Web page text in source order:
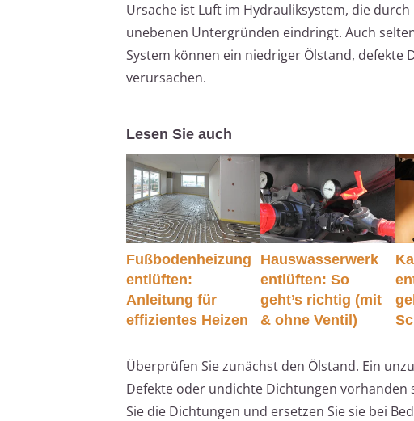
Ursache ist Luft im Hydrauliksystem, die
unebenen Untergründen eindringt. Auch
System können ein niedriger Ölstand, defekte
verursachen.
Lesen Sie auch
Fußbodenheizung
entlüften:
Anleitung für
effizientes Heizen
Hauswasserwerk
entlüften: So
geht’s richtig (mit
& ohne Ventil)
Überprüfen Sie zunächst den Ölstand. Ein
Defekte oder undichte Dichtungen vorhanden
Sie die Dichtungen und ersetzen Sie sie bei